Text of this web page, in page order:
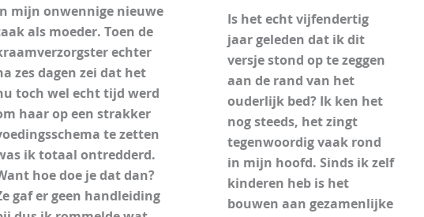
mijn onwennige nieuwe
als moeder. Toen de
echter
zes dagen zei dat het
toch wel echt tijd werd
haar op een strakker
te zetten
ik totaal ontredderd.
hoe doe je dat dan?
gaf er geen handleiding
Is het echt vijfendertig
jaar geleden dat ik dit
versje stond op te zeggen
aan de rand van het
ouderlijk bed? Ik ken het
nog steeds, het zingt
tegenwoordig vaak rond
in mijn hoofd. Sinds ik zelf
kinderen heb is het
bouwen aan gezamenlijke